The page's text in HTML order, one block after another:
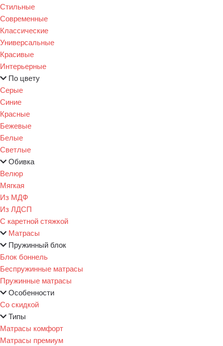
Стильные
Современные
Классические
Универсальные
Красивые
Интерьерные
По цвету
Серые
Синие
Красные
Бежевые
Белые
Светлые
Обивка
Велюр
Мягкая
Из МДФ
Из ЛДСП
С каретной стяжкой
Матрасы
Пружинный блок
Блок боннель
Беспружинные матрасы
Пружинные матрасы
Особенности
Со скидкой
Типы
Матрасы комфорт
Матрасы премиум